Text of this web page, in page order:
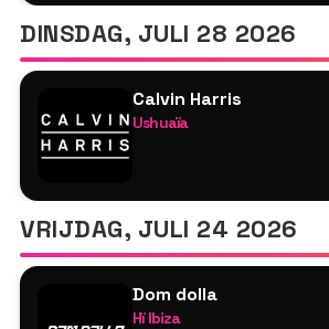
Tyson O'Brien
DINSDAG, JULI 28 2026
Calvin Harris
Ushuaïa
Tyson O'Brien
VRIJDAG, JULI 24 2026
Dom dolla
Hï Ibiza